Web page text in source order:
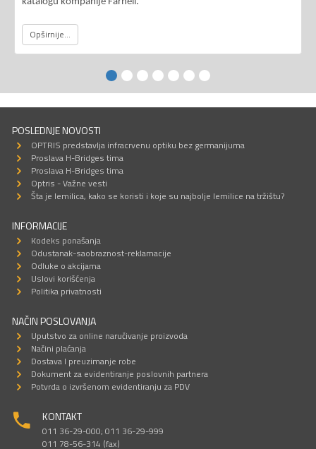
Opširnije...
POSLEDNJE NOVOSTI
OPTRIS predstavlja infracrvenu optiku bez germanijuma
Proslava H-Bridges tima
Proslava H-Bridges tima
Optris - Važne vesti
Šta je lemilica, kako se koristi i koje su najbolje lemilice na tržištu?
INFORMACIJE
Kodeks ponašanja
Odustanak-saobraznost-reklamacije
Odluke o akcijama
Uslovi korišćenja
Politika privatnosti
NAČIN POSLOVANJA
Uputstvo za online naručivanje proizvoda
Načini plaćanja
Dostava I preuzimanje robe
Dokument za evidentiranje poslovnih partnera
Potvrda o izvršenom evidentiranju za PDV
KONTAKT
011 36-29-000; 011 36-29-999
011 78-56-314 (fax)